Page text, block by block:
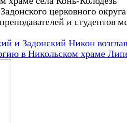
церковного
и студентов
и Задонский Никон
в Никольском храме